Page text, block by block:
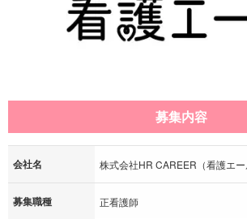
募集内容
会社名 株式会社HR CAREER（看護エー
募集職種 正看護師